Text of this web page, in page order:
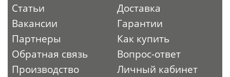
Статьи
Вакансии
Партнеры
Обратная связь
Производство
Доставка
Гарантии
Как купить
Вопрос-ответ
Личный кабинет